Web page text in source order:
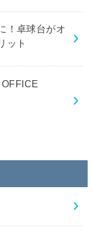
！卓球台がオ
ット